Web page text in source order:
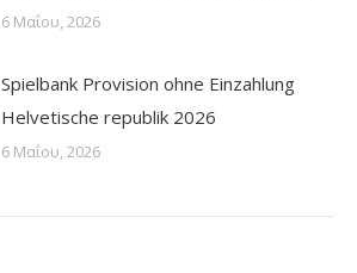
6 Μαΐου, 2026
Spielbank Provision ohne Einzahlung
Helvetische republik 2026
6 Μαΐου, 2026